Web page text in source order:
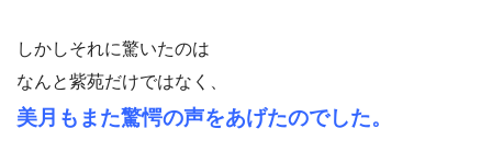
しかしそれに驚いたのは
なんと紫苑だけではなく、
美月もまた驚愕の声をあげたのでした。